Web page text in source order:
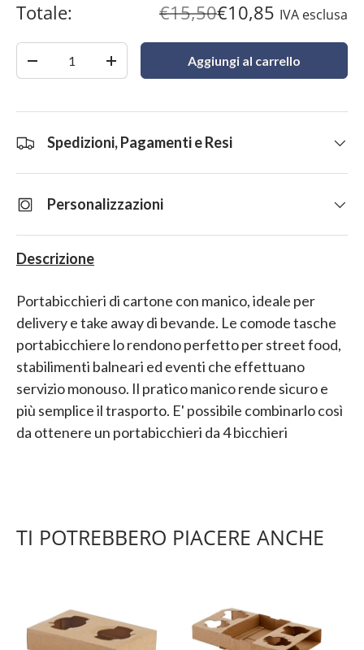
Totale: €15,50€10,85 IVA esclusa
+ Aggiungi al carrello
Spedizioni, Pagamenti e Resi
Personalizzazioni
Descrizione
Portabicchieri di cartone con manico, ideale per
delivery e take away di bevande. Le comode tasche
portabicchiere lo rendono perfetto per street food,
stabilimenti balneari ed eventi che effettuano
servizio monouso. Il pratico manico rende sicuro e
più semplice il trasporto. E' possibile combinarlo così
da ottenere un portabicchieri da 4 bicchieri
TI POTREBBERO PIACERE ANCHE